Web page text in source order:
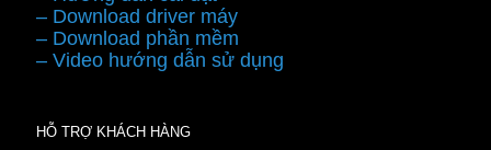
– Download driver máy
– Download phần mềm
– Video hướng dẫn sử dụng
HỖ TRỢ KHÁCH HÀNG